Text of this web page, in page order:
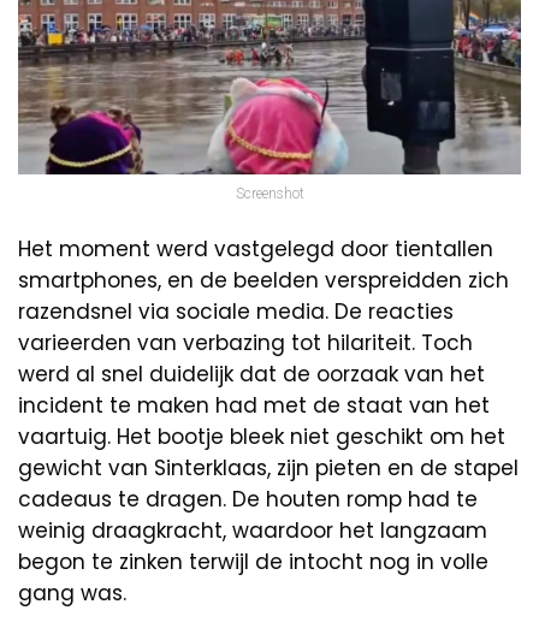
Screenshot
Het moment werd vastgelegd door tientallen
smartphones, en de beelden verspreidden zich
razendsnel via sociale media. De reacties
varieerden van verbazing tot hilariteit. Toch
werd al snel duidelijk dat de oorzaak van het
incident te maken had met de staat van het
vaartuig. Het bootje bleek niet geschikt om het
gewicht van Sinterklaas, zijn pieten en de stapel
cadeaus te dragen. De houten romp had te
weinig draagkracht, waardoor het langzaam
begon te zinken terwijl de intocht nog in volle
gang was.